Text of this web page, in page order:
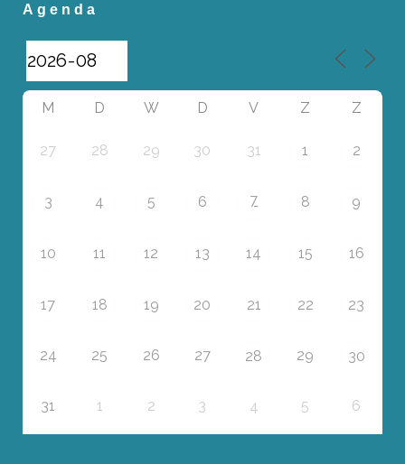
Agenda
M D W D V Z Z
27 28 29 30 31 1 2
3 4 5 6 7 8 9
10 11 12 13 14 15 16
17 18 19 20 21 22 23
24 25 26 27 28 29 30
31 1 2 3 4 5 6